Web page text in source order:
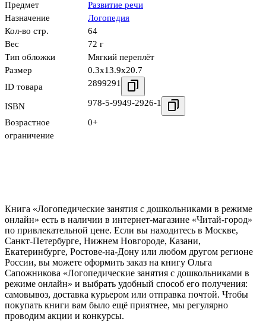
Предмет
Развитие речи
Назначение
Логопедия
Кол-во стр.
64
Вес
72 г
Тип обложки
Мягкий переплёт
Размер
0.3x13.9x20.7
ID товара
2899291
ISBN 978-5-9949-2926-1
Возрастное
ограничение
0+
Книга «Логопедические занятия с дошкольниками в режиме
онлайн» есть в наличии в интернет-магазине «Читай-город»
по привлекательной цене. Если вы находитесь в Москве,
Санкт-Петербурге, Нижнем Новгороде, Казани,
Екатеринбурге, Ростове-на-Дону или любом другом регионе
России, вы можете оформить заказ на книгу Ольга
Сапожникова «Логопедические занятия с дошкольниками в
режиме онлайн» и выбрать удобный способ его получения:
самовывоз, доставка курьером или отправка почтой. Чтобы
покупать книги вам было ещё приятнее, мы регулярно
проводим акции и конкурсы.